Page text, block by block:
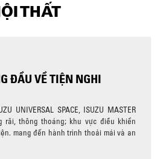
THẤT
ĐẦU VỀ TIỆN NGHI
UNIVERSAL SPACE, ISUZU MASTER
rãi, thông thoáng; khu vực điều khiển
mang đến hành trình thoải mái và an